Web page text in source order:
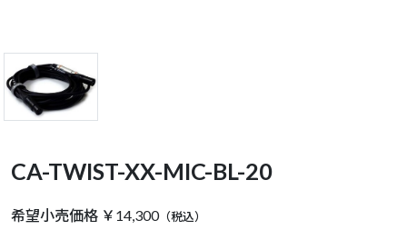
CA-TWIST-XX-MIC-BL-20
希望小売価格 ￥14,300（税込）